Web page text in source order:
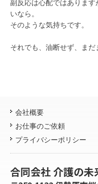
副反応は心配ではありま
いなら。
そのような気持ちです。
それでも、油断せず、まだ
会社概要
お仕事のご依頼
プライバシーポリシー
合同会社 介護の未